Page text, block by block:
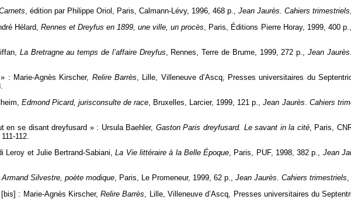
, édition par Philippe Oriol, Paris, Calmann-Lévy, 1996, 468 p., Jean Jaurès Cahiers trimestriels
Hélard, Rennes et Dreyfus en 1899, une ville, un procès , Paris, Éditions Pierre Horay, 1999, 400 p.,
La Bretragne au temps de l’affaire Dreyfus , Rennes, Terre de Brume, 1999, 272 p.,Jean Jaurès
: Marie-Agnès Kirscher, Relire Barrès , Lille, Villeneuve d’Ascq, Presses universitaires du
Edmond Picard, jurisconsulte de race, Bruxelles, Larcier, 1999, 121 p.,Jean Jaurès Cahiers
en se disant dreyfusard » : Ursula Baehler, Gaston Paris dreyfusard. Le savant in la cité, Paris,
112.
Leroy et Julie Bertrand-Sabiani,La Vie littéraire à la Belle Époque , Paris, PUF, 1998, 382 p., Jean
Armand Silvestre, poète modique , Paris, Le Promeneur, 1999, 62 p., Jean Jaurès Cahiers trimestriels
: Marie-Agnès Kirscher,Relire Barrès , Lille, Villeneuve d’Ascq, Presses universitaires du